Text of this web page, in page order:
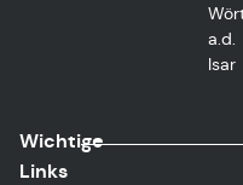
a.d.
Isar
Wichtige
Links